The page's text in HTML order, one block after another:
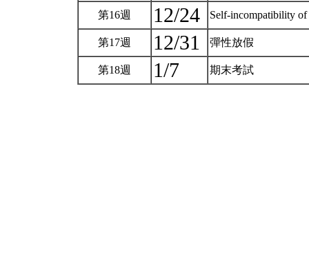
第16週 12/24 Self-incompatibility
第17週 12/31 彈性放假
第18週 1/7 期末考試